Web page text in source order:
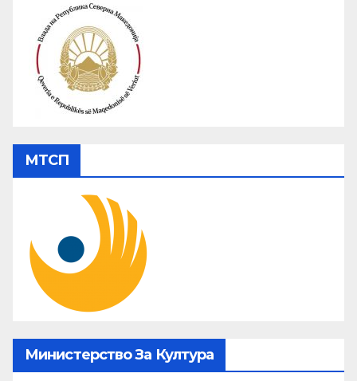
МТСП
Министерство За Култура